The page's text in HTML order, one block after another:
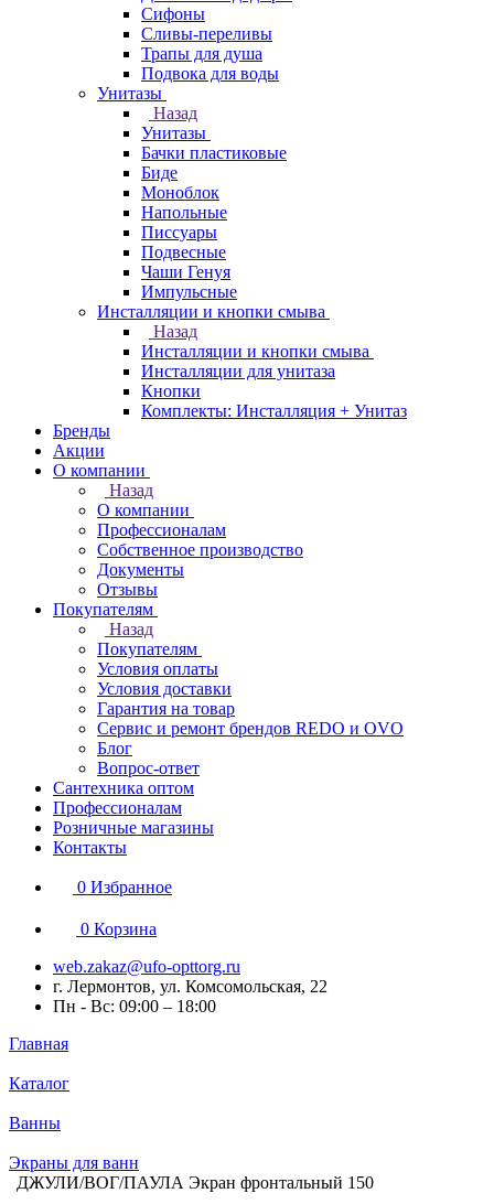
Сифоны
Сливы-переливы
Трапы для душа
Подвока для воды
Унитазы
Назад
Унитазы
Бачки пластиковые
Биде
Моноблок
Напольные
Писсуары
Подвесные
Чаши Генуя
Импульсные
Инсталляции и кнопки смыва
Назад
Инсталляции и кнопки смыва
Инсталляции для унитаза
Кнопки
Комплекты: Инсталляция + Унитаз
Бренды
Акции
О компании
Назад
О компании
Профессионалам
Собственное производство
Документы
Отзывы
Покупателям
Назад
Покупателям
Условия оплаты
Условия доставки
Гарантия на товар
Сервис и ремонт брендов REDO и OVO
Блог
Вопрос-ответ
Сантехника оптом
Профессионалам
Розничные магазины
Контакты
0 Избранное
0 Корзина
web.zakaz@ufo-opttorg.ru
г. Лермонтов, ул. Комсомольская, 22
Пн - Вс: 09:00 – 18:00
Главная
Каталог
Ванны
Экраны для ванн
ДЖУЛИ/ВОГ/ПАУЛА Экран фронтальный 150